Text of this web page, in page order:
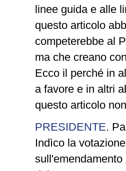
linee guida e alle
questo articolo
competerebbe al
ma che creano
Ecco il perché in
a favore e in altri
questo articolo
PRESIDENTE.
Indìco la